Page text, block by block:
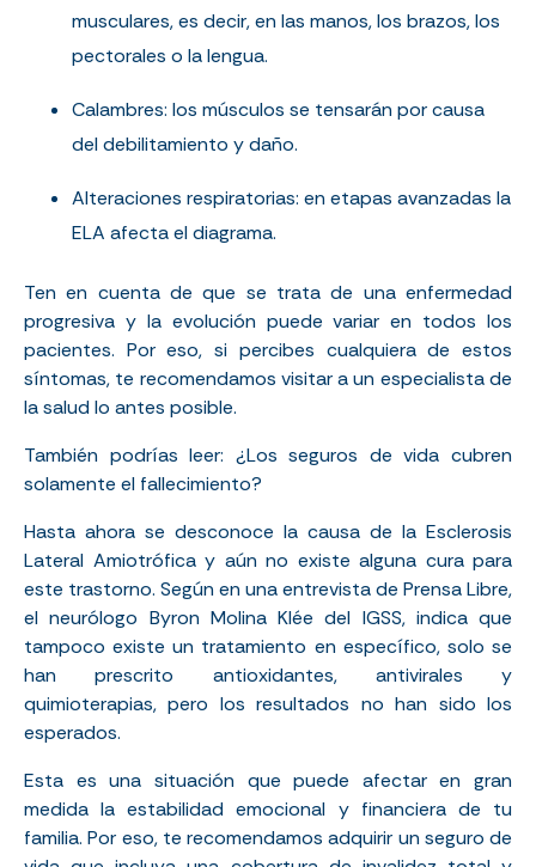
musculares, es decir, en las manos, los brazos, los
pectorales o la lengua.
Calambres: los músculos se tensarán por causa
del debilitamiento y daño.
Alteraciones respiratorias: en etapas avanzadas la
ELA afecta el diagrama.
Ten en cuenta de que se trata de una enfermedad
progresiva y la evolución puede variar en todos los
pacientes. Por eso, si percibes cualquiera de estos
síntomas, te recomendamos visitar a un especialista de
la salud lo antes posible.
También podrías leer: ¿Los seguros de vida cubren
solamente el fallecimiento?
Hasta ahora se desconoce la causa de la Esclerosis
Lateral Amiotrófica y aún no existe alguna cura para
este trastorno. Según en una entrevista de Prensa Libre,
el neurólogo Byron Molina Klée del IGSS, indica que
tampoco existe un tratamiento en específico, solo se
han prescrito antioxidantes, antivirales y
quimioterapias, pero los resultados no han sido los
esperados.
Esta es una situación que puede afectar en gran
medida la estabilidad emocional y financiera de tu
familia. Por eso, te recomendamos adquirir un seguro de